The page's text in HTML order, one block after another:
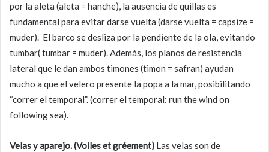
por la aleta (aleta = hanche), la ausencia de quillas es
fundamental para evitar darse vuelta (darse vuelta = capsize =
muder). El barco se desliza por la pendiente de la ola, evitando
tumbar( tumbar = muder). Además, los planos de resistencia
lateral que le dan ambos timones (timon = safran) ayudan
mucho a que el velero presente la popa a la mar, posibilitando
“correr el temporal”. (correr el temporal: run the wind on
following sea).
Velas y aparejo. (Voiles et gréement) Las velas son de